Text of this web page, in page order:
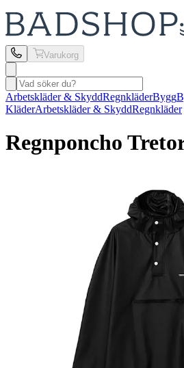
Varukorg
Arbetskläder & SkyddRegnkläderBygg
KläderArbetskläder & SkyddRegnkläder
Regnponcho